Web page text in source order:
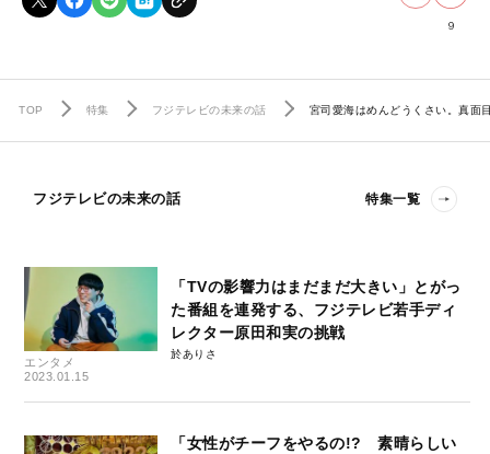
9
TOP 特集 フジテレビの未来の話 宮司愛海はめんどうくさい。真面
フジテレビの未来の話 特集一覧
エンタメ
2023.01.15
「TVの影響力はまだまだ大きい」とがっ
た番組を連発する、フジテレビ若手ディ
レクター原田和実の挑戦
於ありさ
「女性がチーフをやるの!? 素晴らしい